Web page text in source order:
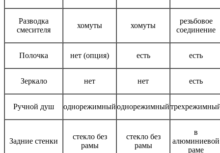
Разводка
смесителя
хомуты хомуты
резьбовое
соединение
Полочка нет (опция) есть есть
Зеркало нет нет есть
Ручной душ однорежимныйоднорежимный
Задние стенки
стекло без
рамы
стекло без
рамы
в
алюминиевой
раме